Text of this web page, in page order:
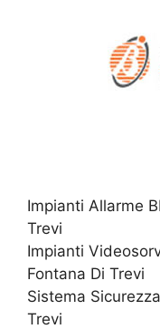
Impianti Allarme
Trevi
Impianti
Fontana Di Trevi
Sistema
Trevi